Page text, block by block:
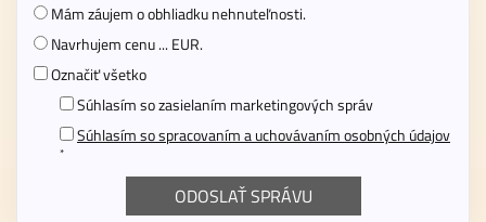
Mám záujem o obhliadku nehnuteľnosti.
Navrhujem cenu ... EUR.
Označiť všetko
Súhlasím so zasielaním marketingových správ
Súhlasím so spracovaním a uchovávaním osobných údajov
*